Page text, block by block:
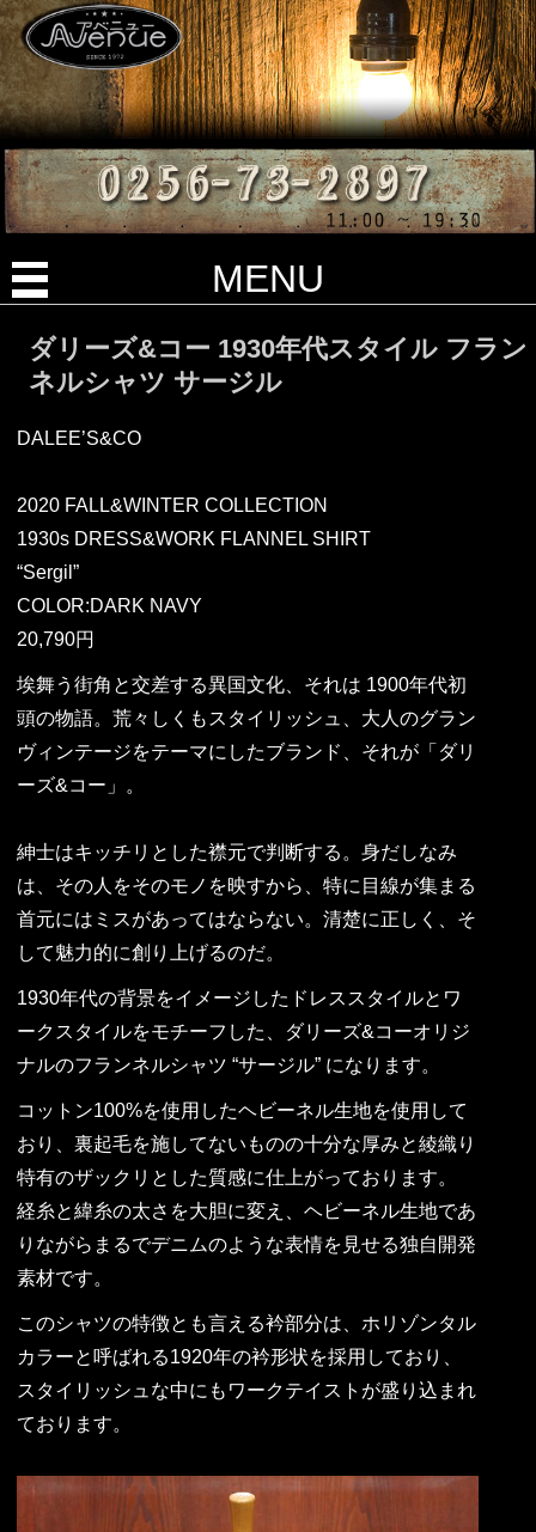
MENU
ダリーズ&コー 1930年代スタイル フラン
ネルシャツ サージル
DALEE’S&CO
2020 FALL&WINTER COLLECTION
1930s DRESS&WORK FLANNEL SHIRT
“Sergil”
COLOR:DARK NAVY
20,790円
埃舞う街角と交差する異国文化、それは 1900年代初
頭の物語。荒々しくもスタイリッシュ、大人のグラン
ヴィンテージをテーマにしたブランド、それが「ダリ
ーズ&コー」。
紳士はキッチリとした襟元で判断する。身だしなみ
は、その人をそのモノを映すから、特に目線が集まる
首元にはミスがあってはならない。清楚に正しく、そ
して魅力的に創り上げるのだ。
1930年代の背景をイメージしたドレススタイルとワ
ークスタイルをモチーフした、ダリーズ&コーオリジ
ナルのフランネルシャツ “サージル” になります。
コットン100%を使用したヘビーネル生地を使用して
おり、裏起毛を施してないものの十分な厚みと綾織り
特有のザックリとした質感に仕上がっております。
経糸と緯糸の太さを大胆に変え、ヘビーネル生地であ
りながらまるでデニムのような表情を見せる独自開発
素材です。
このシャツの特徴とも言える衿部分は、ホリゾンタル
カラーと呼ばれる1920年の衿形状を採用しており、
スタイリッシュな中にもワークテイストが盛り込まれ
ております。